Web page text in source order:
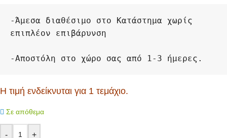
-Άμεσα διαθέσιμο στο Κατάστημα χωρίς
επιπλέον επιβάρυνση
-
Η τιμή ενδείκνυται για 1 τεμάχιο.
Σε απόθεμα
- +